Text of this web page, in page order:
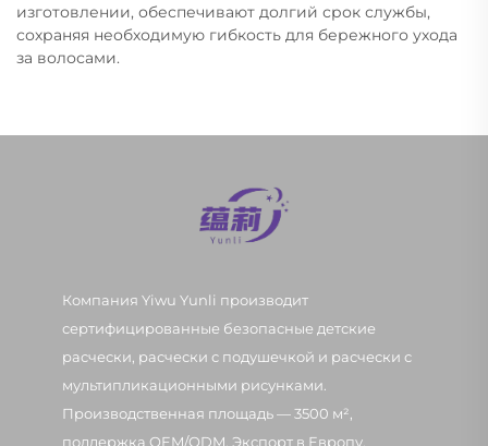
изготовлении, обеспечивают долгий срок службы,
сохраняя необходимую гибкость для бережного ухода
за волосами.
Компания Yiwu Yunli производит
сертифицированные безопасные детские
расчески, расчески с подушечкой и расчески с
мультипликационными рисунками.
Производственная площадь — 3500 м²,
поддержка OEM/ODM. Экспорт в Европу,